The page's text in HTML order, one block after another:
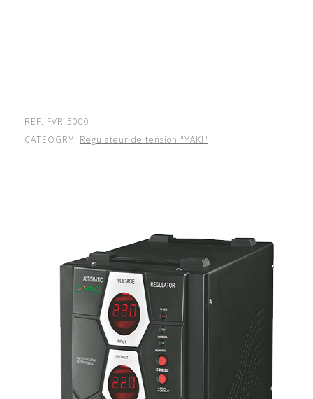
REF: FVR-5000
CATEOGRY: Regulateur de tension "YAKI"